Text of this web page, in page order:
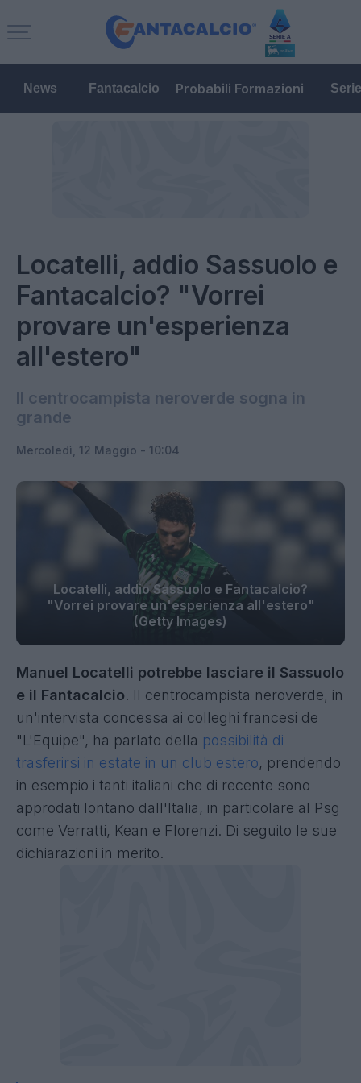
News Fantacalcio Probabili Formazioni
Locatelli, addio Sassuolo e
Fantacalcio? "Vorrei
provare un'esperienza
all'estero"
Il centrocampista neroverde sogna in
grande
Mercoledì, 12 Maggio - 10:04
Locatelli, addio Sassuolo e Fantacalcio?
"Vorrei provare un'esperienza all'estero"
(Getty Images)
Manuel Locatelli potrebbe lasciare il Sassuolo
e il Fantacalcio. Il centrocampista neroverde, in
un'intervista concessa ai colleghi francesi de
"L'Equipe", ha parlato della possibilità di
trasferirsi in estate in un club estero, prendendo
in esempio i tanti italiani che di recente sono
approdati lontano dall'Italia, in particolare al Psg
come Verratti, Kean e Florenzi. Di seguito le sue
dichiarazioni in merito.